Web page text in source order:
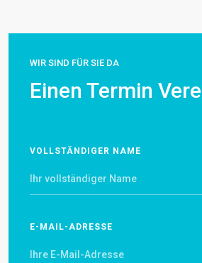
WIR SIND FÜR SIE DA
Einen Termin
VOLLSTÄNDIGER NAME
E-MAIL-ADRESSE